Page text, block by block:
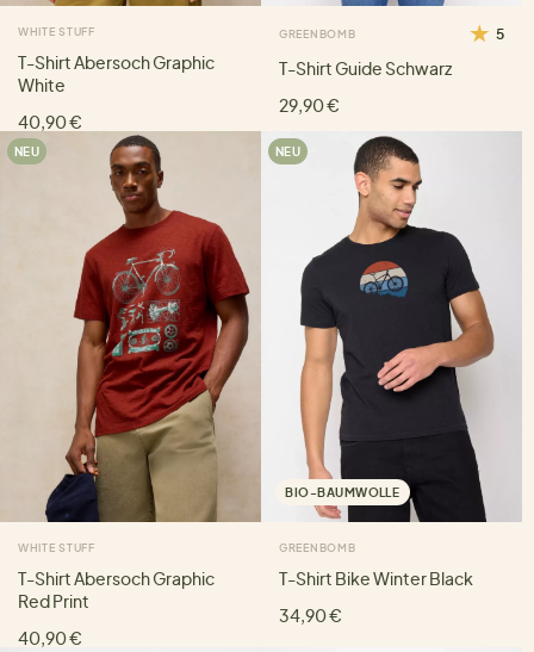
WHITE STUFF
T-Shirt Abersoch Graphic
White
40,90 €
GREENBOMB 5
T-Shirt Guide Schwarz
29,90 €
NEU
WHITE STUFF
T-Shirt Abersoch Graphic
Red Print
40,90 €
NEU
BIO-BAUMWOLLE
GREENBOMB
T-Shirt Bike Winter Black
34,90 €